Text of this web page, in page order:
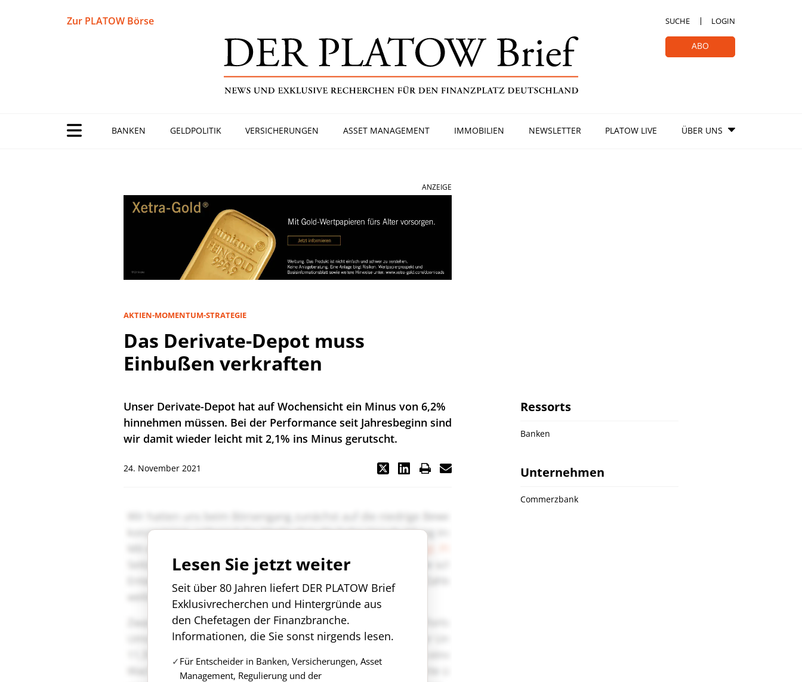
Zur PLATOW Börse SUCHE LOGIN
ABO
BANKEN GELDPOLITIK VERSICHERUNGEN ASSET MANAGEMENT IMMOBILIEN NEWSLETTER PLATOW LIVE ÜBER UNS
ANZEIGE
AKTIEN-MOMENTUM-STRATEGIE
Das Derivate-Depot muss
Einbußen verkraften
Unser Derivate-Depot hat auf Wochensicht ein Minus von 6,2%
hinnehmen müssen. Bei der Performance seit Jahresbeginn sind
wir damit wieder leicht mit 2,1% ins Minus gerutscht.
24. November 2021
Lesen Sie jetzt weiter
Seit über 80 Jahren liefert DER PLATOW Brief
Exklusivrecherchen und Hintergründe aus
den Chefetagen der Finanzbranche.
Informationen, die Sie sonst nirgends lesen.
Für Entscheider in Banken, Versicherungen, Asset
Management, Regulierung und der
Ressorts
Banken
Unternehmen
Commerzbank